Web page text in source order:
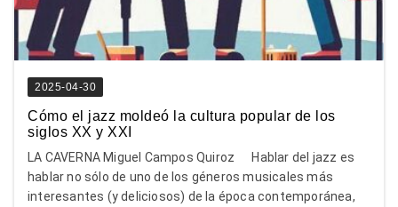
2025-04-30
Cómo el jazz moldeó la cultura popular de los
siglos XX y XXI
LA CAVERNA Miguel Campos Quiroz Hablar del jazz es
hablar no sólo de uno de los géneros musicales más
interesantes (y deliciosos) de la época contemporánea,